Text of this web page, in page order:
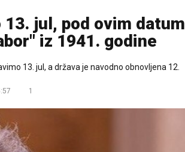
jul, pod ovim datum
iz 1941. godine
13. jul, a država je navodno obnovljena 12.
1